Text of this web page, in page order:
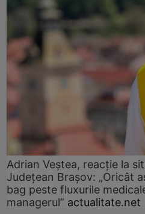
Adrian Veștea, reacție la
Județean Brașov: „Oricât
bag peste fluxurile
managerul” actualitate.net